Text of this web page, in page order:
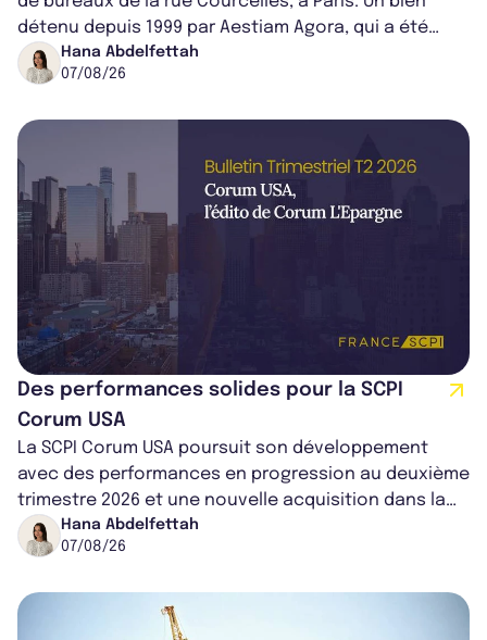
détenu depuis 1999 par Aestiam Agora, qui a été
cédé avec une plus-value...
Hana Abdelfettah
07/08/26
Des performances solides pour la SCPI
Corum USA
La SCPI Corum USA poursuit son développement
avec des performances en progression au deuxième
trimestre 2026 et une nouvelle acquisition dans la
région de Chicago. Entre hausse de...
Hana Abdelfettah
07/08/26